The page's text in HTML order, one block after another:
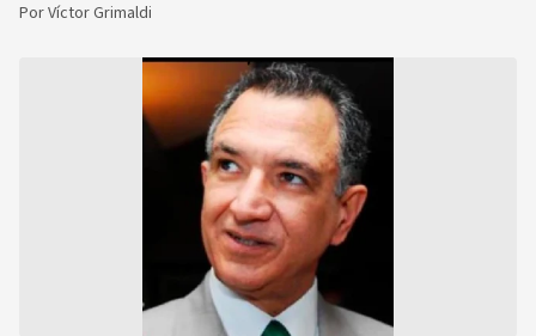
PorVíctor Grimaldi